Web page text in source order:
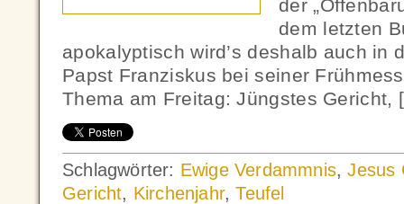
der
dem letzten
apokalyptisch wird’s deshalb auch in
Papst Franziskus bei seiner
Thema am Freitag: Jüngstes
Schlagwörter: Ewige Verdammnis,Jesus
Gericht, Kirchenjahr,Teufel